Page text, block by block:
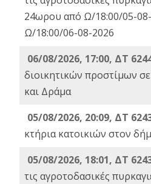
24ωρου από Ω/18:00/05-
Ω/18:00/06-08-2026
06/08/2026, 17:00, ΔΤ
διοικητικών προστίμων
και Δράμα
05/08/2026, 20:09, ΔΤ
κτήρια κατοικιών στον
05/08/2026, 18:01, ΔΤ
τις αγροτοδασικές